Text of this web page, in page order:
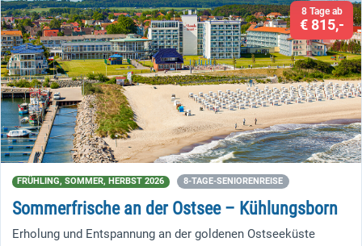
8 Tage ab
€ 815,-
FRÜHLING, SOMMER, HERBST 2026 8-TAGE-SENIORENREISE
Sommerfrische an der Ostsee – Kühlungsborn
Erholung und Entspannung an der goldenen Ostseeküste